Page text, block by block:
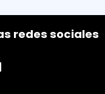
redes sociales